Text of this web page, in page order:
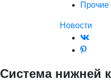
Прочие
Новости
Cистема нижней